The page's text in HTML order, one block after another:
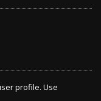
profile. Use